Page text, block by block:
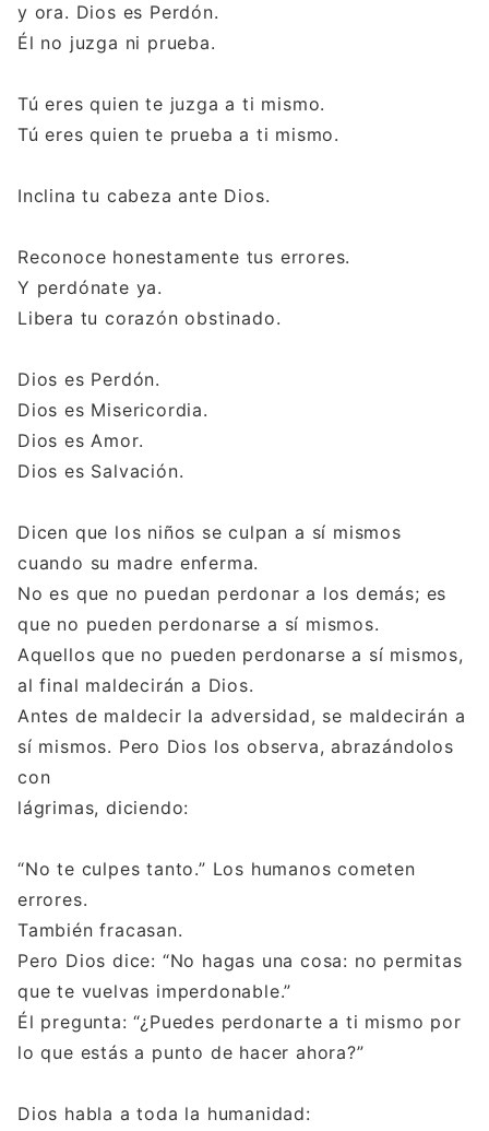
y ora. Dios es Perdón.
Él no juzga ni prueba.
Tú eres quien te juzga a ti mismo.
Tú eres quien te prueba a ti mismo.
Inclina tu cabeza ante Dios.
Reconoce honestamente tus errores.
Y perdónate ya.
Libera tu corazón obstinado.
Dios es Perdón.
Dios es Misericordia.
Dios es Amor.
Dios es Salvación.
Dicen que los niños se culpan a sí mismos
cuando su madre enferma.
No es que no puedan perdonar a los demás; es
que no pueden perdonarse a sí mismos.
Aquellos que no pueden perdonarse a sí mismos,
al final maldecirán a Dios.
Antes de maldecir la adversidad, se maldecirán a
sí mismos. Pero Dios los observa, abrazándolos
con
lágrimas, diciendo:
“No te culpes tanto.” Los humanos cometen
errores.
También fracasan.
Pero Dios dice: “No hagas una cosa: no permitas
que te vuelvas imperdonable.”
Él pregunta: “¿Puedes perdonarte a ti mismo por
lo que estás a punto de hacer ahora?”
Dios habla a toda la humanidad: